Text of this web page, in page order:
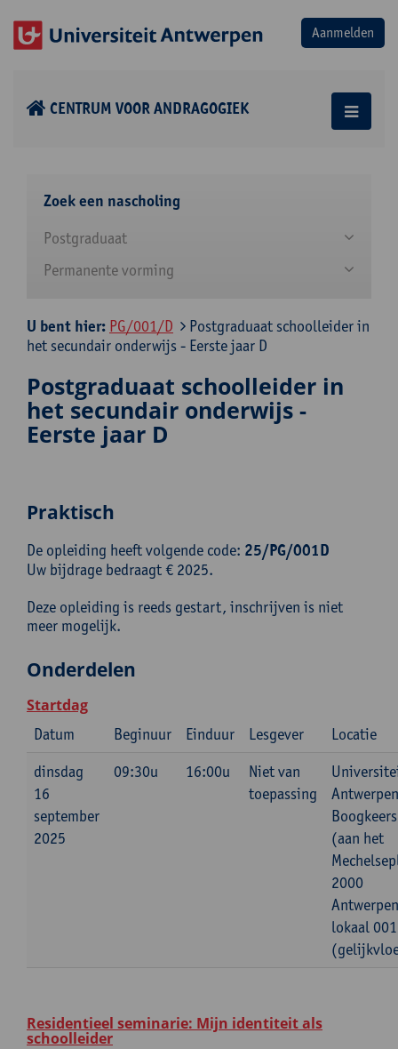
CENTRUM VOOR ANDRAGOGIEK
Zoek een nascholing
Postgraduaat
Permanente vorming
U bent hier: PG/001/D
Postgraduaat schoolleider in
het secundair onderwijs - Eerste jaar D
Postgraduaat schoolleider in
het secundair onderwijs -
Eerste jaar D
Praktisch
De opleiding heeft volgende code: 25/PG/001D
Uw bijdrage bedraagt € 2025.
Deze opleiding is reeds gestart, inschrijven is niet
meer mogelijk.
Onderdelen
Startdag
Datum Beginuur Einduur Lesgever
Locatie
dinsdag
16
september
2025
09:30u 16:00u
Niet van
toepassing
(aan het
2000
lokaal
Residentieel seminarie: Mijn identiteit als
schoolleider